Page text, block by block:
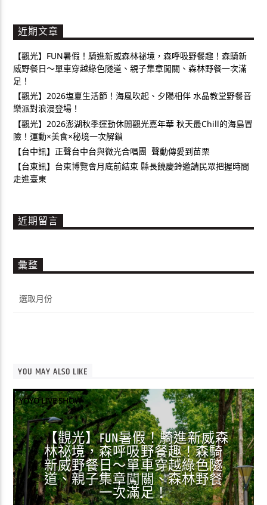
近期文章
【觀光】FUN暑假！騎進新威森林祕境，森呼吸野餐趣！森騎新
威野餐日～單車穿越綠色隧道、親子集章闖關、森林野餐一次滿
足！
【觀光】2026塩夏生活節！海風吹起、夕陽相伴 水晶教堂野餐音
樂派對浪漫登場！
【觀光】2026澎湖秋季運動休閒觀光嘉年華 秋天最Chill的海島冒
險！運動×美食×秘境一次解鎖
【台中訊】正聲台中台與微光合唱團 聲動傳愛到苗栗
【台東訊】台東博覽會月底前結束 縣長饒慶鈴邀請民眾把握時間
走進臺東
近期留言
彙整
整
YOU MAY ALSO LIKE
YOYO LIVE SHOW
【觀光】FUN暑假！騎進新威森
林祕境，森呼吸野餐趣！森騎
新威野餐日～單車穿越綠色隧
道、親子集章闖關、森林野餐
一次滿足！